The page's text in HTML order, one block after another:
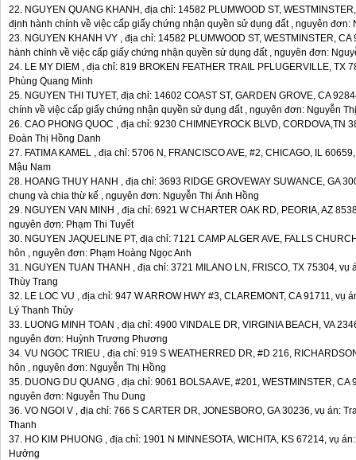
22. NGUYEN QUANG KHANH, địa chỉ: 14582 PLUMWOOD ST,
định hành chính về việc cấp giấy chứng nhận quyền sử dụng đất , nguyên đơn:
23. NGUYEN KHANH VY , địa chỉ: 14582 PLUMWOOD ST, WESTMINSTER,
hành chính về việc cấp giấy chứng nhận quyền sử dụng đất , nguyên đơn:
24. LE MY DIEM , địa chỉ: 819 BROKEN FEATHER TRAIL PFLUGERVILLE, TX
Phùng Quang Minh
25. NGUYEN THI TUYET, địa chỉ: 14602 COAST ST, GARDEN GROVE, CA
chính về việc cấp giấy chứng nhận quyền sử dụng đất , nguyên đơn: Nguyễn
26. CAO PHONG QUOC , địa chỉ: 9230 CHIMNEYROCK BLVD, CORDOVA,TN
Đoàn Thị Hồng Danh
27. FATIMA KAMEL , địa chỉ: 5706 N, FRANCISCO AVE, #2, CHICAGO, IL
Mậu Nam
28. HOANG THUY HANH , địa chỉ: 3693 RIDGE GROVEWAY SUWANCE, GA
chung và chia thừ kế , nguyên đơn: Nguyễn Thị Ánh Hồng
29. NGUYEN VAN MINH , địa chỉ: 6921 W CHARTER OAK RD, PEORIA, AZ
nguyên đơn: Phạm Thi Tuyết
30. NGUYEN JAQUELINE PT, địa chỉ: 7121 CAMP ALGER AVE, FALLS
hôn , nguyên đơn: Phạm Hoàng Ngọc Anh
31. NGUYEN TUAN THANH , địa chỉ: 3721 MILANO LN, FRISCO, TX 75304,
Thùy Trang
32. LE LOC VU , địa chỉ: 947 W ARROW HWY #3, CLAREMONT, CA 91711, vụ
Lý Thanh Thủy
33. LUONG MINH TOAN , địa chỉ: 4900 VINDALE DR, VIRGINIA BEACH, VA
nguyên đơn: Huỳnh Trương Phương
34. VU NGOC TRIEU , địa chỉ: 919 S WEATHERRED DR, #D 216,
hôn , nguyên đơn: Nguyễn Thị Hồng
35. DUONG DU QUANG , địa chỉ: 9061 BOLSA AVE, #201, WESTMINSTER,
nguyên đơn: Nguyễn Thu Dung
36. VO NGOI V , địa chỉ: 766 S CARTER DR, JONESBORO, GA 30236, vụ án:
Thanh
37. HO KIM PHUONG , địa chỉ: 1901 N MINNESOTA, WICHITA, KS 67214, vụ
Hưởng